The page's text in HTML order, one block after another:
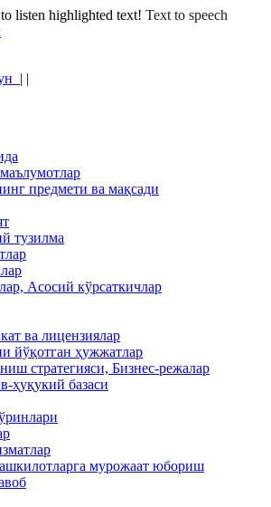
listen highlighted text! Text to speech
| |
предмети ва мақсади
тузилма
Асосий кўрсаткичлар
ва лицензиялар
йўқотган ҳужжатлар
стратегияси, Бизнес-режалар
ҳуқукий базаси
мурожаат юбориш